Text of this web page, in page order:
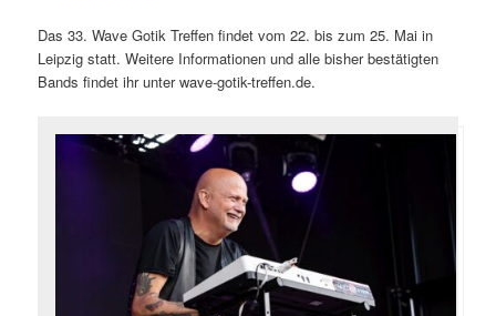
Das 33. Wave Gotik Treffen findet vom 22. bis zum 25. Mai in
Leipzig statt. Weitere Informationen und alle bisher bestätigten
Bands findet ihr unter wave-gotik-treffen.de.